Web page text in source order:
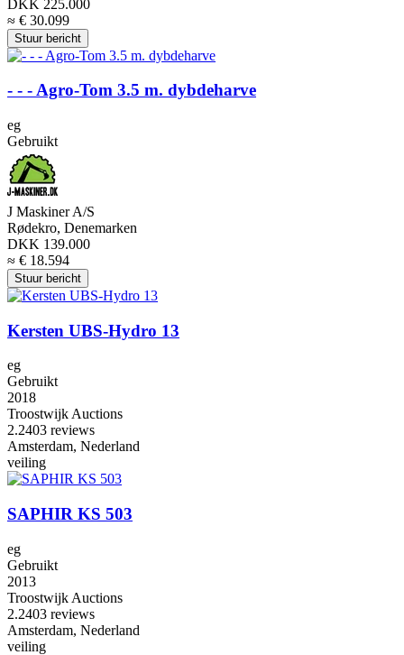
DKK 225.000
≈ € 30.099
Stuur bericht
- - - Agro-Tom 3.5 m. dybdeharve
eg
Gebruikt
J Maskiner A/S
Rødekro, Denemarken
DKK 139.000
≈ € 18.594
Stuur bericht
Kersten UBS-Hydro 13
eg
Gebruikt
2018
Troostwijk Auctions
2.2403 reviews
Amsterdam, Nederland
veiling
SAPHIR KS 503
eg
Gebruikt
2013
Troostwijk Auctions
2.2403 reviews
Amsterdam, Nederland
veiling